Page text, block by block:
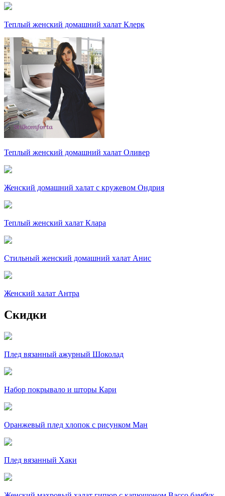
Теплый женский домашний халат Клерк
Теплый женский домашний халат Оливер
Женский домашний халат с кружевом Ондрия
Теплый женский халат Клара
Стильный женский домашний халат Анис
Женский халат Антра
Скидки
Плед вязанный ажурный Шоколад
Набор покрывало и шторы Кари
Оранжевый плед хлопок с рисунком Ман
Плед вязанный Хаки